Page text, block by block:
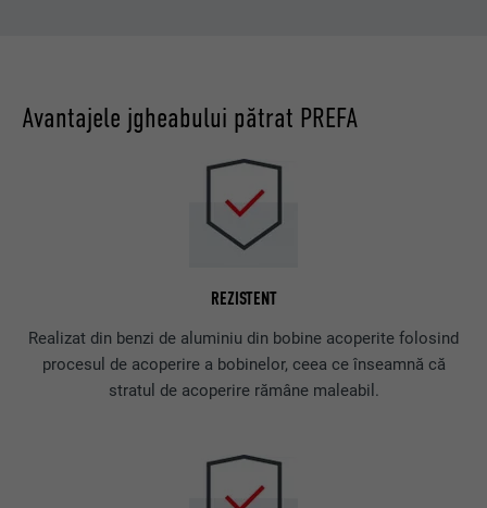
Avantajele jgheabului pătrat PREFA
REZISTENT
Realizat din benzi de aluminiu din bobine acoperite folosind
procesul de acoperire a bobinelor, ceea ce înseamnă că
stratul de acoperire rămâne maleabil.